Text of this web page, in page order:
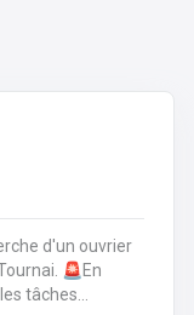
d'un ouvrier
🚨En
tâches